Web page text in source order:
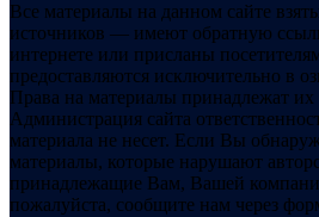
Все материалы на данном сайте
источников — имеют обратную
интернете или присланы
предоставляются исключительно в
Права на материалы принадлежат их
Администрация сайта
материала не несет. Если Вы
материалы, которые нарушают
принадлежащие Вам, Вашей
пожалуйста, сообщите нам через